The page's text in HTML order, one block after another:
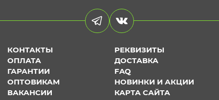
КОНТАКТЫ
РЕКВИЗИТЫ
ОПЛАТА
ДОСТАВКА
ГАРАНТИИ
FAQ
ОПТОВИКАМ
НОВИНКИ И АКЦИИ
ВАКАНСИИ
КАРТА САЙТА